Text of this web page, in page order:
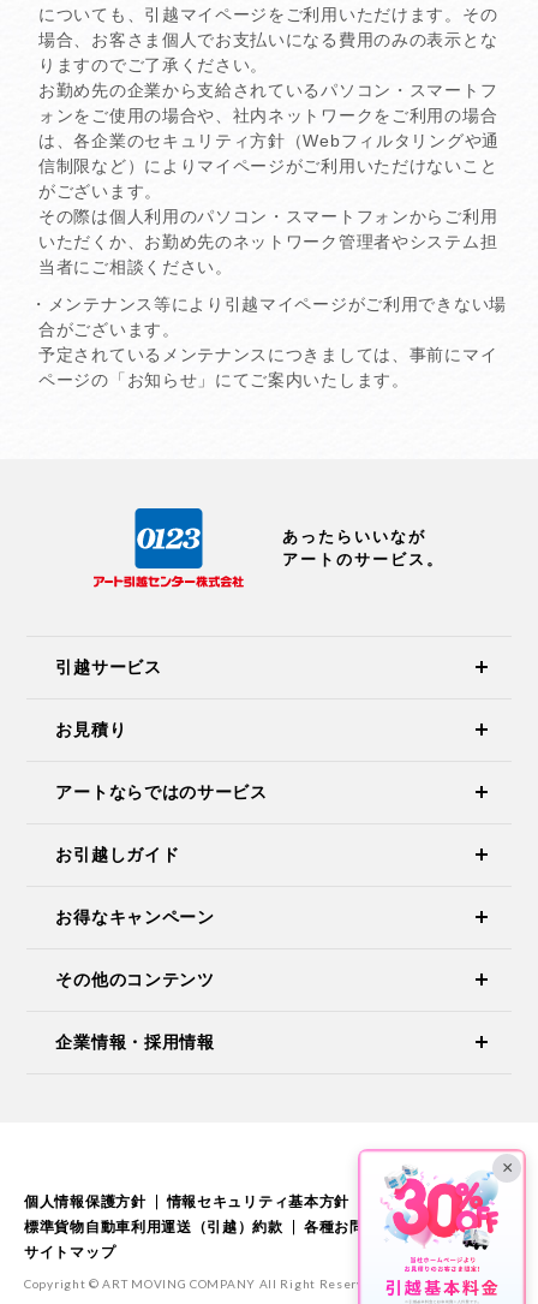
×
についても、引越マイページをご利用いただけます。その
場合、お客さま個人でお支払いになる費用のみの表示とな
りますのでご了承ください。
お勤め先の企業から支給されているパソコン・スマートフ
ォンをご使用の場合や、社内ネットワークをご利用の場合
は、各企業のセキュリティ方針（Webフィルタリングや通
信制限など）によりマイページがご利用いただけないこと
がございます。
その際は個人利用のパソコン・スマートフォンからご利用
いただくか、お勤め先のネットワーク管理者やシステム担
当者にご相談ください。
・メンテナンス等により引越マイページがご利用できない場
合がございます。
予定されているメンテナンスにつきましては、事前にマイ
ページの「お知らせ」にてご案内いたします。
あったらいいなが
アートのサービス。
引越サービス
お見積り
アートならではのサービス
お引越しガイド
お得なキャンペーン
その他のコンテンツ
企業情報・採用情報
個人情報保護方針 情報セキュリティ基本方針
標準引越運送約款
標準貨物自動車利用運送（引越）約款
各種お問い合わせ
サイトマップ
Copyright © ART MOVING COMPANY All Right Reserved.